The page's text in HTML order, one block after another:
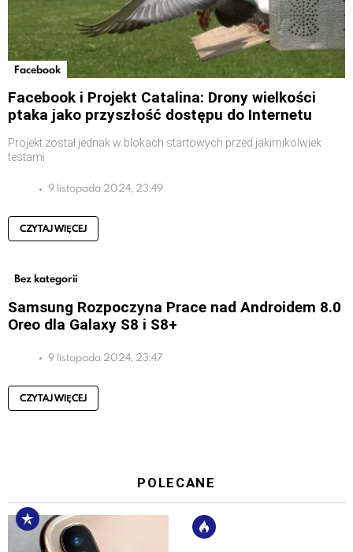
Facebook
Facebook i Projekt Catalina: Drony wielkości
ptaka jako przyszłość dostępu do Internetu
Projekt został jednak w blokach startowych przed jakimikolwiek
testami
9 listopada 2024, 23:49
CZYTAJ WIĘCEJ
Bez kategorii
Samsung Rozpoczyna Prace nad Androidem 8.0
Oreo dla Galaxy S8 i S8+
9 listopada 2024, 23:47
CZYTAJ WIĘCEJ
POLECANE